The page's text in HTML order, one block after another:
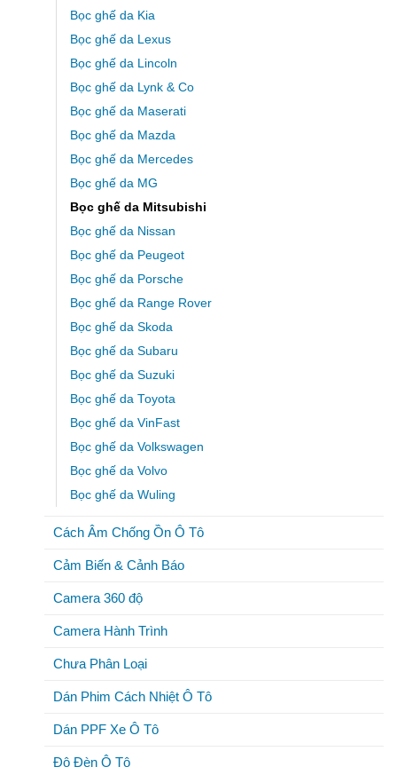
Bọc ghế da Kia
Bọc ghế da Lexus
Bọc ghế da Lincoln
Bọc ghế da Lynk & Co
Bọc ghế da Maserati
Bọc ghế da Mazda
Bọc ghế da Mercedes
Bọc ghế da MG
Bọc ghế da Mitsubishi
Bọc ghế da Nissan
Bọc ghế da Peugeot
Bọc ghế da Porsche
Bọc ghế da Range Rover
Bọc ghế da Skoda
Bọc ghế da Subaru
Bọc ghế da Suzuki
Bọc ghế da Toyota
Bọc ghế da VinFast
Bọc ghế da Volkswagen
Bọc ghế da Volvo
Bọc ghế da Wuling
Cách Âm Chống Ồn Ô Tô
Cảm Biến & Cảnh Báo
Camera 360 độ
Camera Hành Trình
Chưa Phân Loại
Dán Phim Cách Nhiệt Ô Tô
Dán PPF Xe Ô Tô
Độ Đèn Ô Tô